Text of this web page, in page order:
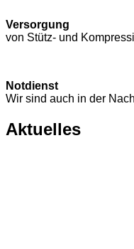
Versorgung
von Stütz- und
Notdienst
Wir sind auch in der
Aktuelles